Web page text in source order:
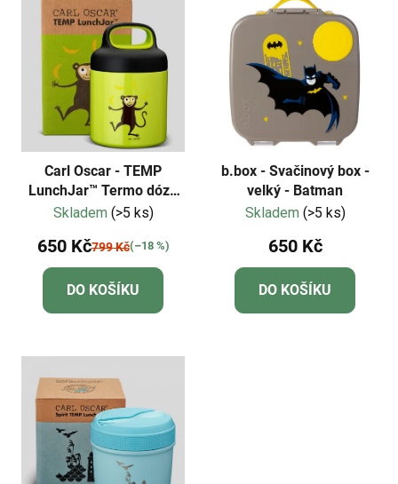
Carl Oscar - TEMP
LunchJar™ Termo dóza
na jídlo 0,3l - limetková
Skladem (>5 ks)
650 Kč799 Kč(–18 %)
DO KOŠÍKU
b.box - Svačinový box -
velký - Batman
Skladem (>5 ks)
650 Kč
DO KOŠÍKU